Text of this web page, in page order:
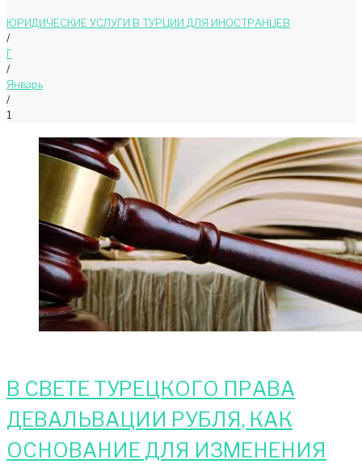
ЮРИДИЧЕСКИЕ УСЛУГИ В ТУРЦИИ ДЛЯ ИНОСТРАНЦЕВ
/
Г
/
Январь
/
1
День:
01.01.2018
В СВЕТЕ ТУРЕЦКОГО ПРАВА
ДЕВАЛЬВАЦИИ РУБЛЯ, КАК
ОСНОВАНИЕ ДЛЯ ИЗМЕНЕНИЯ